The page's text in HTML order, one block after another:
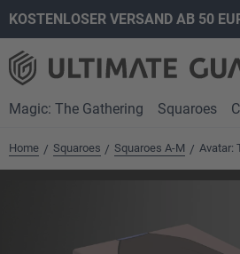
Zur Hauptnavigation
KOSTENLOSER VERSAND AB 50
Magic: The Gathering Squaroes
Home / Squaroes / Squaroes A-M / Avatar: